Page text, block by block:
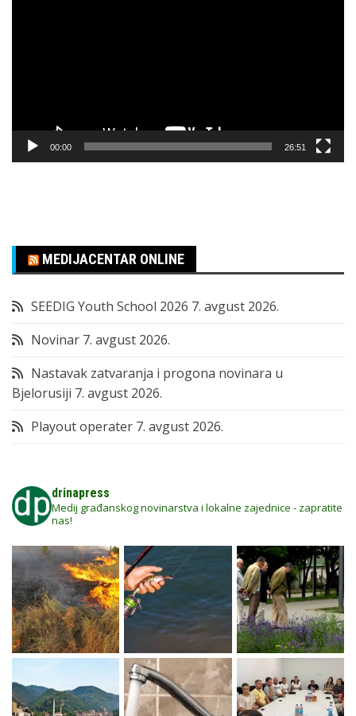
00:00 26:51
MEDIJACENTAR ONLINE
SEEDIG Youth School 2026 7. avgust 2026.
Novinar 7. avgust 2026.
Nastavak zatvaranja i progona novinara u
Bjelorusiji 7. avgust 2026.
Playout operater 7. avgust 2026.
drinapress
Medij građanskog novinarstva i lokalne zajednice - zapratite
nas!